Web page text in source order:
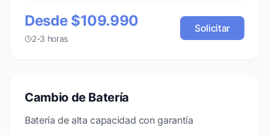
Desde $109.990
2-3 horas
Solicitar
Cambio de Batería
Batería de alta capacidad con garantía